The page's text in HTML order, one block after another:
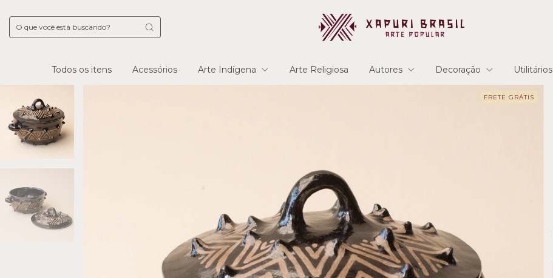
Todos os itens Acessórios Arte Indígena Arte Religiosa Autores Decoração Utilitários
FRETE GRÁTIS